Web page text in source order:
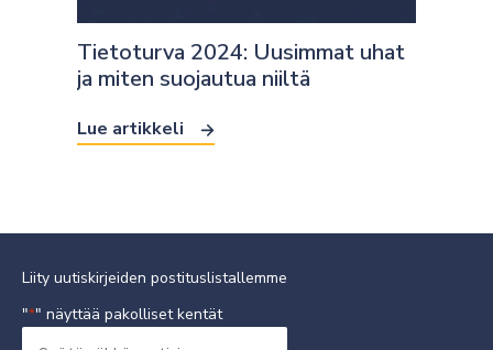
Tietoturva 2024: Uusimmat uhat
ja miten suojautua niiltä
Lue artikkeli
Liity uutiskirjeiden postituslistallemme
"*" näyttää pakolliset kentät